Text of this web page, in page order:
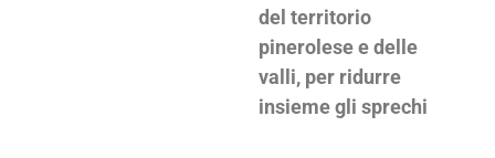
del territorio
pinerolese e delle
valli, per ridurre
insieme gli sprechi